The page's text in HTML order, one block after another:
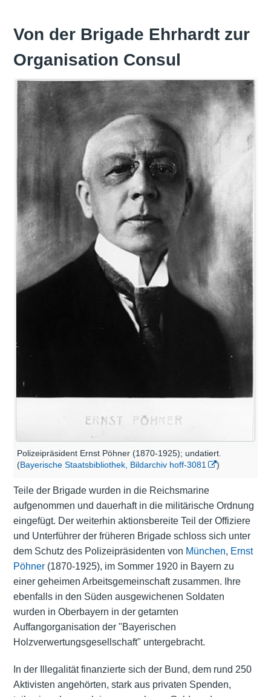
Von der Brigade Ehrhardt zur
Organisation Consul
Polizeipräsident Ernst Pöhner (1870-1925); undatiert.
(Bayerische Staatsbibliothek, Bildarchiv hoff-3081 )
Teile der Brigade wurden in die Reichsmarine
aufgenommen und dauerhaft in die militärische Ordnung
eingefügt. Der weiterhin aktionsbereite Teil der Offiziere
und Unterführer der früheren Brigade schloss sich unter
dem Schutz des Polizeipräsidenten von München, Ernst
Pöhner(1870-1925), im Sommer 1920 in Bayern zu
einer geheimen Arbeitsgemeinschaft zusammen. Ihre
ebenfalls in den Süden ausgewichenen Soldaten
wurden in Oberbayern in der getarnten
Auffangorganisation der "Bayerischen
Holzverwertungsgesellschaft" untergebracht.
In der Illegalität finanzierte sich der Bund, dem rund 250
Aktivisten angehörten, stark aus privaten Spenden,